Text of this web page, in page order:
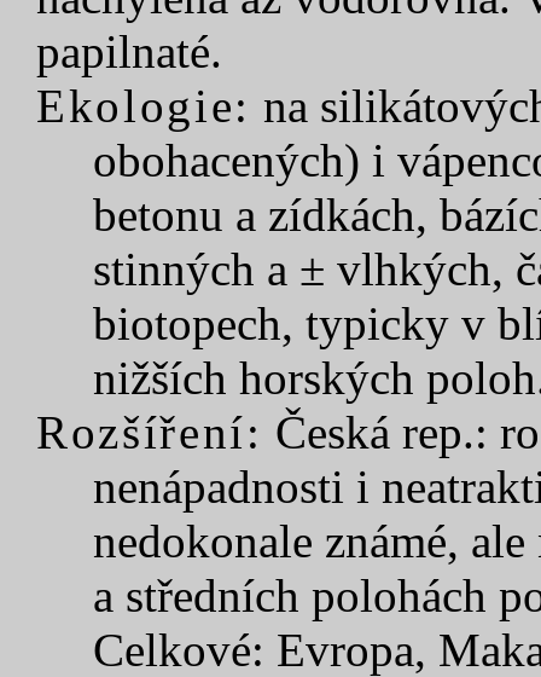
papilnaté.
Ekologie: na
obohacených) i
betonu a zídkách,
stinných a ± vlhkých,
biotopech, typicky v
nižších horských
Rozšíření: Česká rep.:
nenápadnosti i
nedokonale známé,
a středních polohách
Celkové: Evropa,